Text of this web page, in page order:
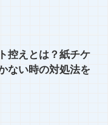
控えとは？紙チケ
ない時の対処法を